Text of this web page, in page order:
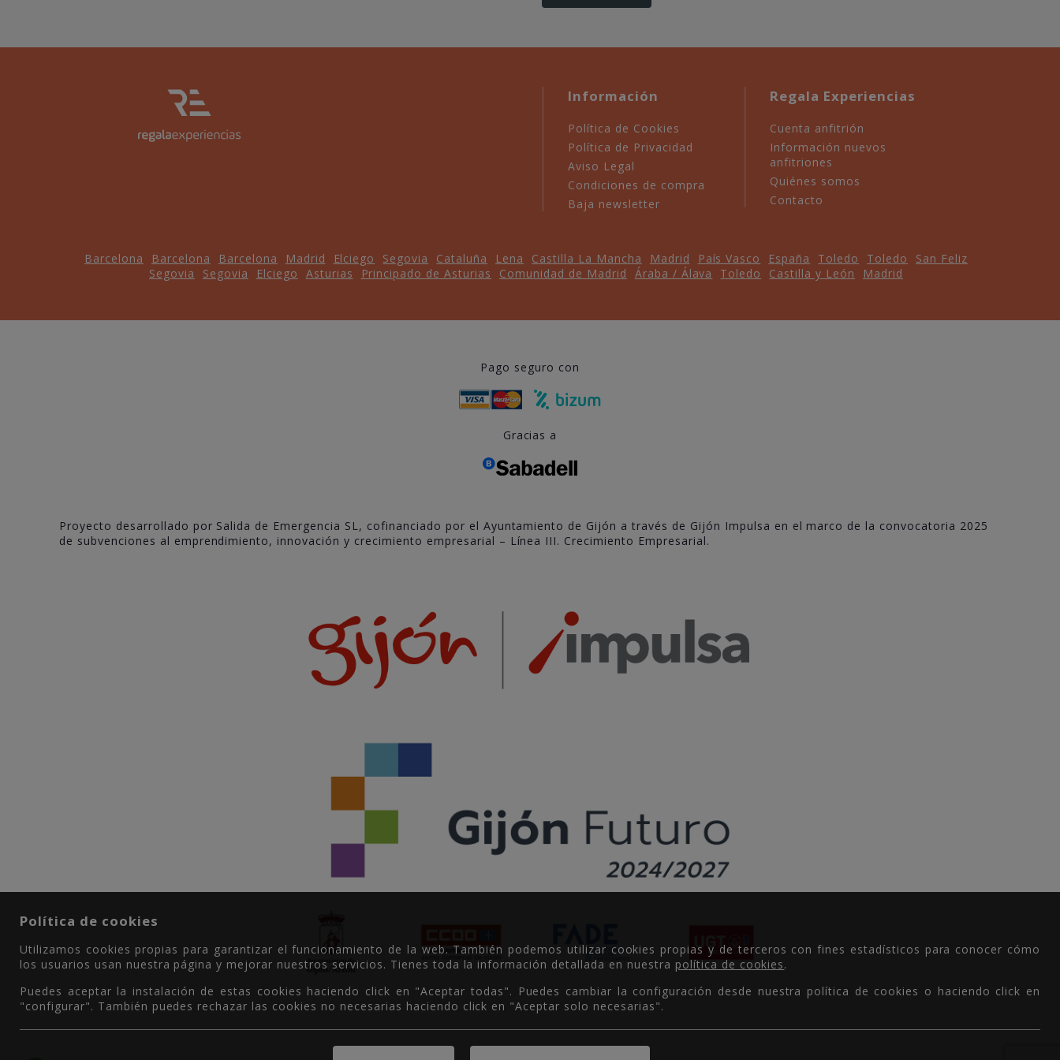
Información
Política de Cookies
Política de Privacidad
Aviso Legal
Condiciones de compra
Baja newsletter
Regala Experiencias
Cuenta anfitrión
Información nuevos
anfitriones
Quiénes somos
Contacto
Barcelona Barcelona Barcelona Madrid Elciego Segovia Cataluña Lena Castilla La Mancha Madrid País Vasco España Toledo Toledo
San Feliz
Segovia
Segovia Elciego Asturias Principado de Asturias Comunidad de Madrid Áraba / Álava Toledo Castilla y León Madrid
Pago seguro con
Gracias a
Proyecto desarrollado por Salida de Emergencia SL, cofinanciado por el Ayuntamiento de Gijón a través de Gijón Impulsa en el marco de la convocatoria 2025
de subvenciones al emprendimiento, innovación y crecimiento empresarial – Línea III. Crecimiento Empresarial.
Política de cookies
Utilizamos cookies propias para garantizar el funcionamiento de la web. También podemos utilizar cookies propias y de terceros con fines estadísticos para conocer cómo
los usuarios usan nuestra página y mejorar nuestros servicios. Tienes toda la información detallada en nuestra política de cookies.
Puedes aceptar la instalación de estas cookies haciendo click en "Aceptar todas". Puedes cambiar la configuración desde nuestra política de cookies o haciendo click en
"configurar". También puedes rechazar las cookies no necesarias haciendo click en "Aceptar solo necesarias".